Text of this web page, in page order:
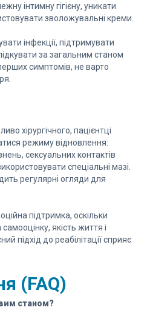
інтимну гігієну, уникати
зволожувальні креми.
інфекції, підтримувати
за загальним станом
симптомів, не варто
хірургічного, пацієнтці
режиму відновлення:
сексуальних контактів
спеціальні мазі.
регулярні огляди для
підтримка, оскільки
якість життя і
підхід до реабілітації сприяє
(FAQ)
станом?